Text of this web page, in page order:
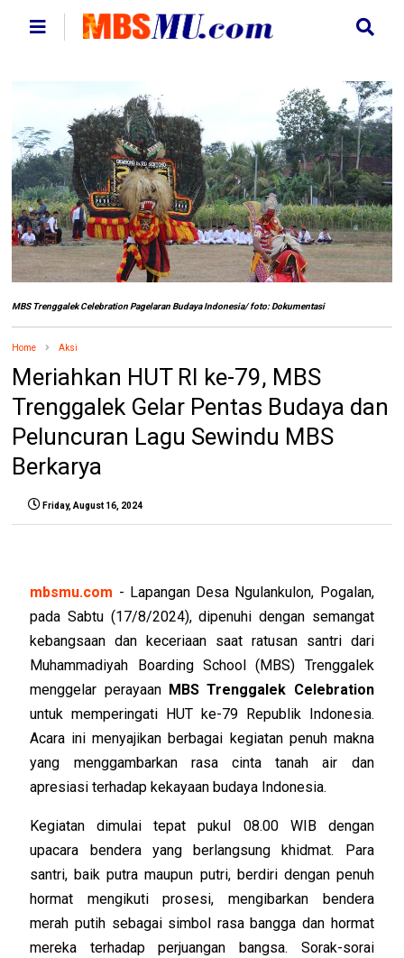
MBS Trenggalek Celebration Pagelaran Budaya Indonesia/ foto: Dokumentasi
Home Aksi
Meriahkan HUT RI ke-79, MBS
Trenggalek Gelar Pentas Budaya dan
Peluncuran Lagu Sewindu MBS
Berkarya
Friday, August 16, 2024
mbsmu.com - Lapangan Desa Ngulankulon, Pogalan,
pada Sabtu (17/8/2024), dipenuhi dengan semangat
kebangsaan dan keceriaan saat ratusan santri dari
Muhammadiyah Boarding School (MBS) Trenggalek
menggelar perayaan MBS Trenggalek Celebration
untuk memperingati HUT ke-79 Republik Indonesia.
Acara ini menyajikan berbagai kegiatan penuh makna
yang menggambarkan rasa cinta tanah air dan
apresiasi terhadap kekayaan budaya Indonesia.
Kegiatan dimulai tepat pukul 08.00 WIB dengan
upacara bendera yang berlangsung khidmat. Para
santri, baik putra maupun putri, berdiri dengan penuh
hormat mengikuti prosesi, mengibarkan bendera
merah putih sebagai simbol rasa bangga dan hormat
mereka terhadap perjuangan bangsa. Sorak-sorai